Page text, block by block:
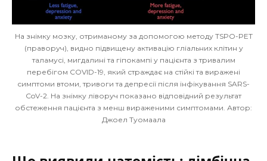
На знімку мозку, отриманому за допомогою методу TSPO-PET
(праворуч), видно підвищену активацію гліальних клітин у
таламусі, мигдалині та гіпокампі у пацієнта з тривалим
перебігом COVID-19, який страждає на стійкі та виражені
симптоми втоми, тривоги та депресії після інфікування SARS-
CoV-2. На знімку ліворуч показано відповідний результат
обстеження пацієнта з менш вираженими симптомами. Автор:
Джоел Туомаала